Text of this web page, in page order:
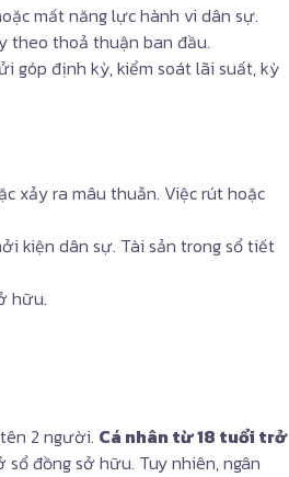
mất năng lực hành vi dân sự.
theo thoả thuận ban đầu.
góp định kỳ, kiểm soát lãi suất, kỳ
xảy ra mâu thuẫn. Việc rút hoặc
kiện dân sự. Tài sản trong sổ tiết
hữu.
2 người. Cá nhân từ 18 tuổi trở
đồng sở hữu. Tuy nhiên, ngân